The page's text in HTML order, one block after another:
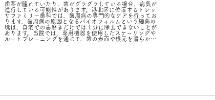
歯茎が腫れていたり、歯がグラグラしている場合、病気が
進行している可能性があります。港北区に位置するトレッ
サファミリー歯科では、歯周病の専門的なケアを行ってお
ります。歯周病の原因となるバイオフィルムという細菌の
塊は、自宅での歯磨きだけでは十分に除去できないことが
あります。当院では、専用機器を使用したスケーリングや
ルートプレーニングを通じて、歯の表面や根元を滑らかに